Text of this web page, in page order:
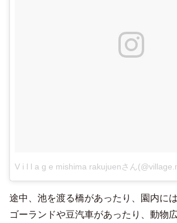
途中、池を渡る橋があったり、園内に
ゴーランドや豆汽車があったり、動物